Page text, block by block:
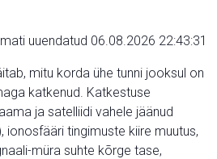
uuendatud 06.08.2026 22:43:31
mitu korda ühe tunni jooksul on
katkenud. Katkestuse
ja satelliidi vahele jäänud
ionosfääri tingimuste kiire muutus,
müra suhte kõrge tase,